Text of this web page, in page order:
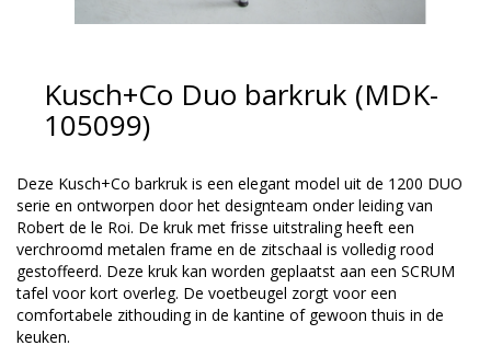
Kusch+Co Duo barkruk (MDK-
105099)
Deze Kusch+Co barkruk is een elegant model uit de 1200 DUO
serie en ontworpen door het designteam onder leiding van
Robert de le Roi. De kruk met frisse uitstraling heeft een
verchroomd metalen frame en de zitschaal is volledig rood
gestoffeerd. Deze kruk kan worden geplaatst aan een SCRUM
tafel voor kort overleg. De voetbeugel zorgt voor een
comfortabele zithouding in de kantine of gewoon thuis in de
keuken.